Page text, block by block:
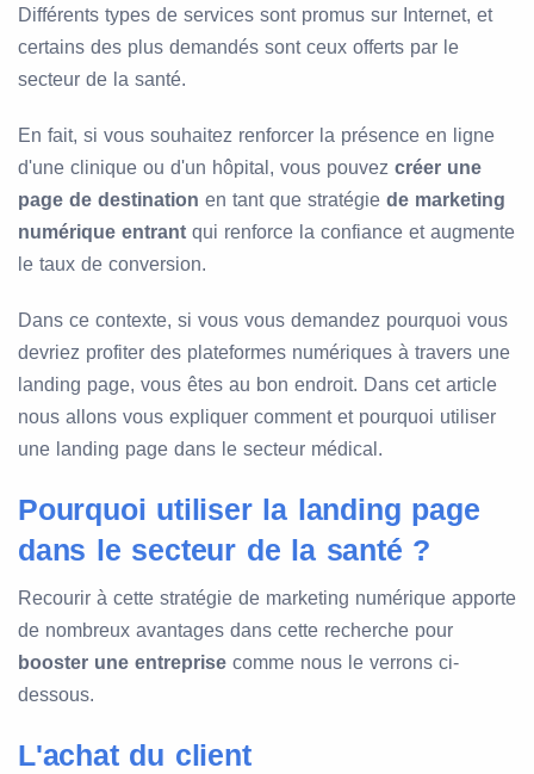
Différents types de services sont promus sur Internet, et
certains des plus demandés sont ceux offerts par le
secteur de la santé.
En fait, si vous souhaitez renforcer la présence en ligne
d'une clinique ou d'un hôpital, vous pouvez créer une
page de destination en tant que stratégie de marketing
numérique entrant qui renforce la confiance et augmente
le taux de conversion.
Dans ce contexte, si vous vous demandez pourquoi vous
devriez profiter des plateformes numériques à travers une
landing page, vous êtes au bon endroit. Dans cet article
nous allons vous expliquer comment et pourquoi utiliser
une landing page dans le secteur médical.
Pourquoi utiliser la landing page
dans le secteur de la santé ?
Recourir à cette stratégie de marketing numérique apporte
de nombreux avantages dans cette recherche pour
booster une entreprise comme nous le verrons ci-
dessous.
L'achat du client